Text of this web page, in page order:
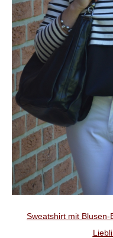
Sweatshirt mit Blusen-